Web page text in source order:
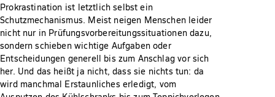
Prokrastination ist letztlich selbst ein
Schutzmechanismus. Meist neigen Menschen leider
nicht nur in Prüfungsvorbereitungssituationen dazu,
sondern schieben wichtige Aufgaben oder
Entscheidungen generell bis zum Anschlag vor sich
her. Und das heißt ja nicht, dass sie nichts tun: da
wird manchmal Erstaunliches erledigt, vom